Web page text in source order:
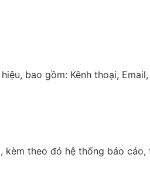
bao gồm: Kênh thoại,
theo đó hệ thống báo